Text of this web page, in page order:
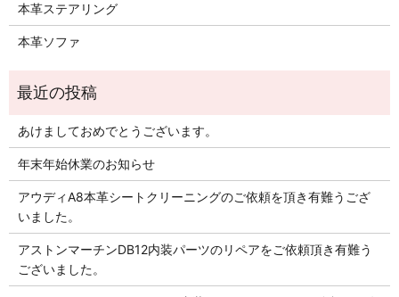
本革ステアリング
本革ソファ
あけましておめでとうございます。
年末年始休業のお知らせ
アウディA8本革シートクリーニングのご依頼を頂き有難うござ
いました。
アストンマーチンDB12内装パーツのリペアをご依頼頂き有難う
ございました。